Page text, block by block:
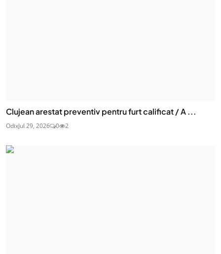
Clujean arestat preventiv pentru furt calificat / A ...
OdixJul 29, 2026 0 2